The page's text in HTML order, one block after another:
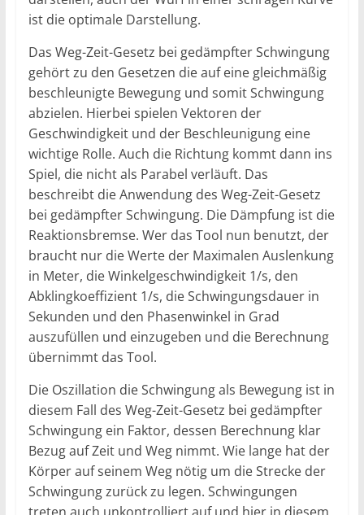
ist die optimale Darstellung.
Das Weg-Zeit-Gesetz bei gedämpfter Schwingung
gehört zu den Gesetzen die auf eine gleichmäßig
beschleunigte Bewegung und somit Schwingung
abzielen. Hierbei spielen Vektoren der
Geschwindigkeit und der Beschleunigung eine
wichtige Rolle. Auch die Richtung kommt dann ins
Spiel, die nicht als Parabel verläuft. Das
beschreibt die Anwendung des Weg-Zeit-Gesetz
bei gedämpfter Schwingung. Die Dämpfung ist die
Reaktionsbremse. Wer das Tool nun benutzt, der
braucht nur die Werte der Maximalen Auslenkung
in Meter, die Winkelgeschwindigkeit 1/s, den
Abklingkoeffizient 1/s, die Schwingungsdauer in
Sekunden und den Phasenwinkel in Grad
auszufüllen und einzugeben und die Berechnung
übernimmt das Tool.
Die Oszillation die Schwingung als Bewegung ist in
diesem Fall des Weg-Zeit-Gesetz bei gedämpfter
Schwingung ein Faktor, dessen Berechnung klar
Bezug auf Zeit und Weg nimmt. Wie lange hat der
Körper auf seinem Weg nötig um die Strecke der
Schwingung zurück zu legen. Schwingungen
treten auch unkontrolliert auf und hier in diesem